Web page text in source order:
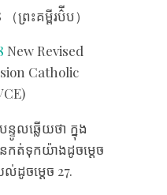
ព្រះគម្ពីរប៌ីប）
New Revised
Catholic
ន្ទូល​ឆ្លើយ​ថា ក្នុង​
កត់​ទុក​យ៉ាង​ដូច​ម្តេច​
ល់​ដូច​ម្តេច 27.